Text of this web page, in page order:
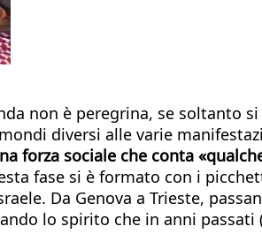
non è peregrina, se soltanto
diversi alle varie
forza sociale che conta
fase si è formato con i
Da Genova a Trieste,
lo spirito che in anni passati